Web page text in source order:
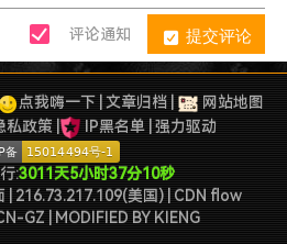
提交评论
评论通知
点我嗨一下| 文章归档|
网站地图
私政策| IP黑名单 强力驱动
:3011天5小时37分11秒
| 216.73.217.109(美国) | CDN flow
GZ | MODIFIED BY KIENG